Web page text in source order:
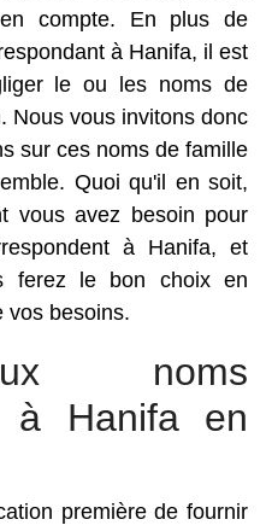
compte. En plus de
à Hanifa, il est
le ou les noms de
Nous vous invitons donc
sur ces noms de famille
Quoi qu'il en soit,
vous avez besoin pour
à Hanifa, et
ferez le bon choix en
vos besoins.
noms
à Hanifa en
première de fournir